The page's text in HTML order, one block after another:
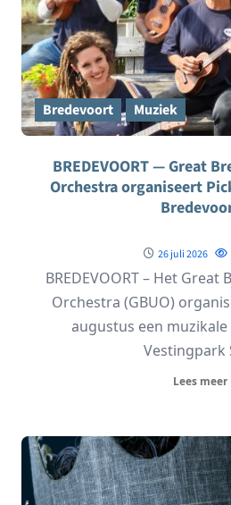
Bredevoort Muziek
BREDEVOORT — Great
Orchestra organiseert
26 juli 2026
BREDEVOORT – Het
Orchestra (GBUO)
augustus een
Vestingpark
Lees meer